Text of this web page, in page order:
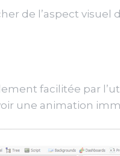
de l’aspect
facilitée par
une animation